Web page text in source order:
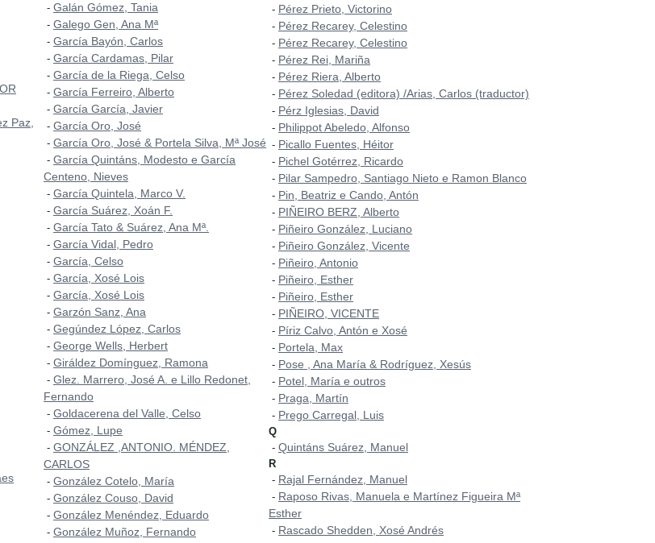
Paz,
- Galán Gómez, Tania
- Galego Gen, Ana Mª
- García Bayón, Carlos
- García Cardamas, Pilar
- García de la Riega, Celso
- García Ferreiro, Alberto
- García García, Javier
- García Oro, José
- García Oro, José & Portela Silva, Mª José
- García Quintáns, Modesto e García
Centeno, Nieves
- García Quintela, Marco V.
- García Suárez, Xoán F.
- García Tato & Suárez, Ana Mª.
- García Vidal, Pedro
- García, Celso
- García, Xosé Lois
- García, Xosé Lois
- Garzón Sanz, Ana
- Gegúndez López, Carlos
- George Wells, Herbert
- Giráldez Domínguez, Ramona
- Glez. Marrero, José A. e Lillo Redonet,
Fernando
- Goldacerena del Valle, Celso
- Gómez, Lupe
- GONZÁLEZ ,ANTONIO. MÉNDEZ,
CARLOS
- González Cotelo, María
- González Couso, David
- González Menéndez, Eduardo
- González Muñoz, Fernando
- Pérez Prieto, Victorino
- Pérez Recarey, Celestino
- Pérez Recarey, Celestino
- Pérez Rei, Mariña
- Pérez Riera, Alberto
- Pérez Soledad (editora) /Arias, Carlos (traductor)
- Pérz Iglesias, David
- Philippot Abeledo, Alfonso
- Picallo Fuentes, Héitor
- Pichel Gotérrez, Ricardo
- Pilar Sampedro, Santiago Nieto e Ramon Blanco
- Pin, Beatriz e Cando, Antón
- PIÑEIRO BERZ, Alberto
- Piñeiro González, Luciano
- Piñeiro González, Vicente
- Piñeiro, Antonio
- Piñeiro, Esther
- Piñeiro, Esther
- PIÑEIRO, VICENTE
- Píriz Calvo, Antón e Xosé
- Portela, Max
- Pose , Ana María & Rodríguez, Xesús
- Potel, María e outros
- Praga, Martín
- Prego Carregal, Luis
Q
- Quintáns Suárez, Manuel
R
- Rajal Fernández, Manuel
- Raposo Rivas, Manuela e Martínez Figueira Mª
Esther
- Rascado Shedden, Xosé Andrés